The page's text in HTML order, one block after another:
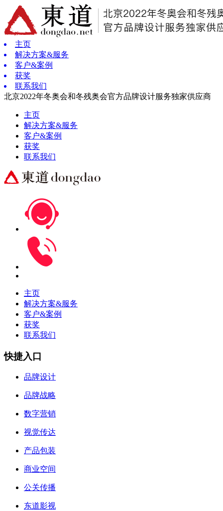
主页
解决方案&服务
客户&案例
获奖
联系我们
北京2022年冬奥会和冬残奥会官方品牌设计服务独家供应商
主页
解决方案&服务
客户&案例
获奖
联系我们
主页
解决方案&服务
客户&案例
获奖
联系我们
快捷入口
品牌设计
品牌战略
数字营销
视觉传达
产品包装
商业空间
公关传播
东道影视